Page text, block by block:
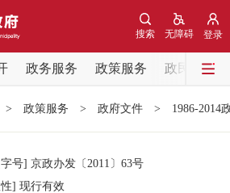
登录
无障碍
搜索
政务服务 政策服务
政民互动
党中央精神
> 政策服务 > 政府文件 > 1986-2014
号] 京政办发 〔2011〕 63号
] 现行有效